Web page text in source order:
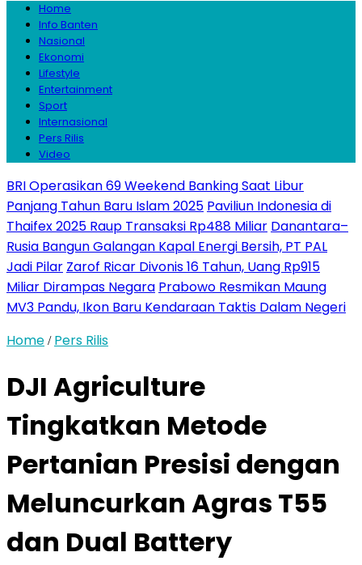
Home
Info Banten
Nasional
Ekonomi
Lifestyle
Entertainment
Sport
Internasional
Pers Rilis
Video
BRI Operasikan 69 Weekend Banking Saat Libur
Panjang Tahun Baru Islam 2025 Paviliun Indonesia di
Thaifex 2025 Raup Transaksi Rp488 Miliar Danantara–
Rusia Bangun Galangan Kapal Energi Bersih, PT PAL
Jadi Pilar Zarof Ricar Divonis 16 Tahun, Uang Rp915
Miliar Dirampas Negara Prabowo Resmikan Maung
MV3 Pandu, Ikon Baru Kendaraan Taktis Dalam Negeri
Home / Pers Rilis
DJI Agriculture
Tingkatkan Metode
Pertanian Presisi dengan
Meluncurkan Agras T55
dan Dual Battery